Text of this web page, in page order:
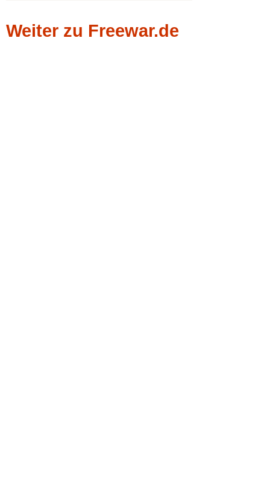
Weiter zu Freewar.de